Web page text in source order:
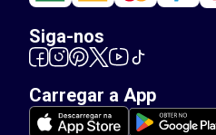
Siga-nos
Carregar a App